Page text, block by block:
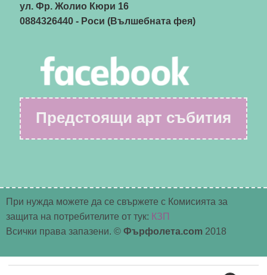
ул. Фр. Жолио Кюри 16
0884326440- Роси (Вълшебната фея)
Предстоящи арт събития
При нужда можете да се свържете с Комисията за
защита на потребителите от тук: КЗП
Всички права запазени. © Фърфолета.com 2018